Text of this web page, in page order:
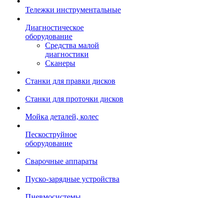
Тележки инструментальные
Диагностическое
оборудование
Средства малой
диагностики
Сканеры
Станки для правки дисков
Станки для проточки дисков
Мойка деталей, колес
Пескоструйное
оборудование
Сварочные аппараты
Пуско-зарядные устройства